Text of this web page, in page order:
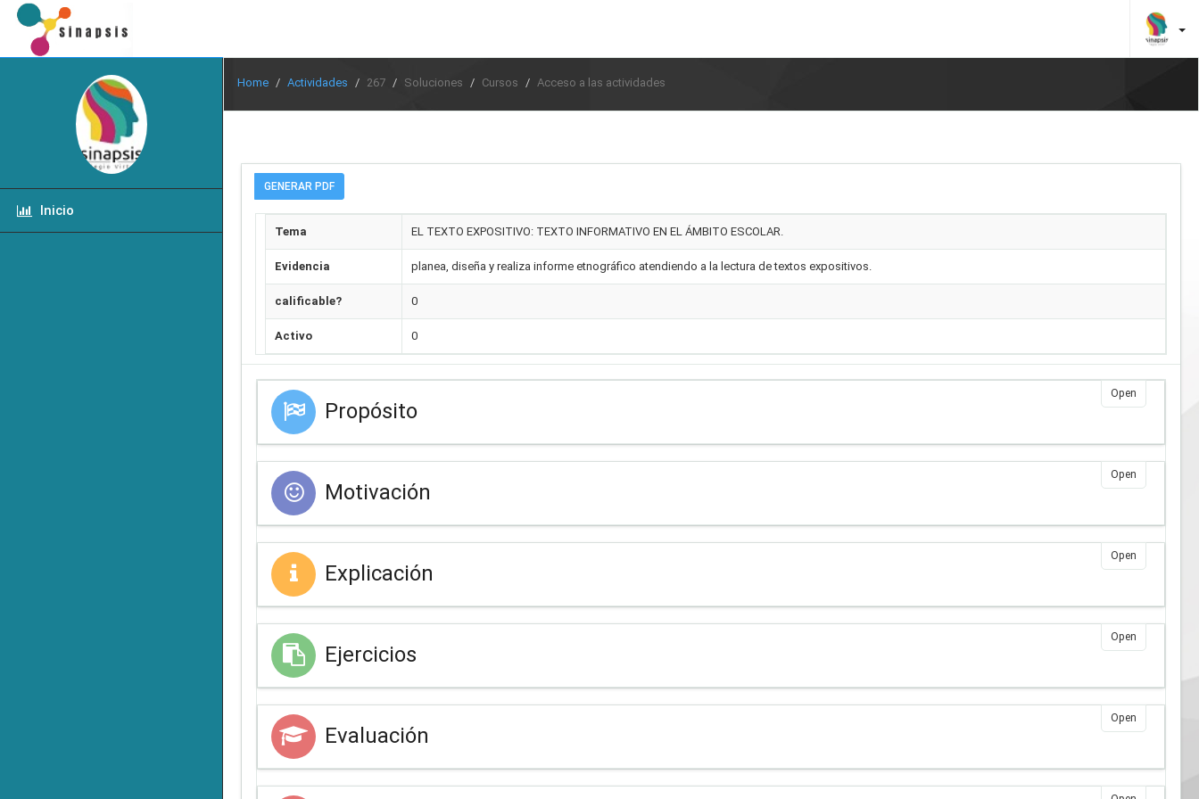
Inicio
Home Actividades 267 Soluciones Cursos Acceso a las actividades
GENERAR PDF
Tema EL TEXTO EXPOSITIVO: TEXTO INFORMATIVO EN EL ÁMBITO ESCOLAR.
Evidencia planea, diseña y realiza informe etnográfico atendiendo a la lectura de textos expositivos.
calificable? 0
Activo 0
Propósito
Open
Motivación
Open
Explicación
Open
Ejercicios
Open
Evaluación
Open